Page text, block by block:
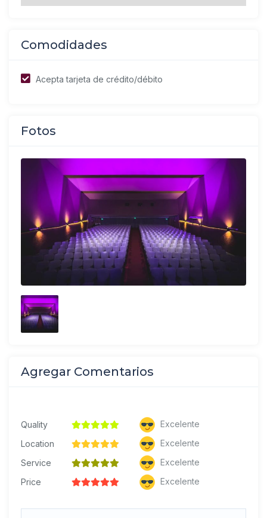
Comodidades
Acepta tarjeta de crédito/débito
Fotos
Agregar Comentarios
Quality
Excelente
Location
Excelente
Service
Excelente
Price
Excelente